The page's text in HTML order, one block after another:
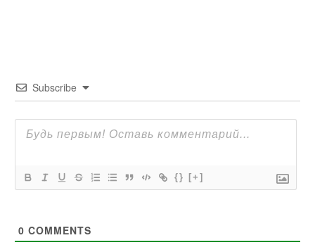
Subscribe
{} [+]
0 COMMENTS